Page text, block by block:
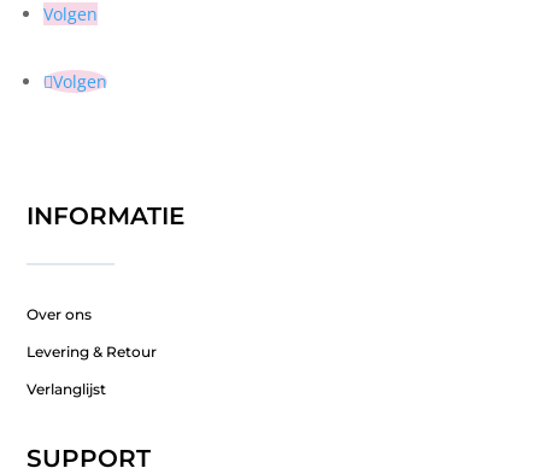
Volgen
Volgen
INFORMATIE
Over ons
Levering & Retour
Verlanglijst
SUPPORT